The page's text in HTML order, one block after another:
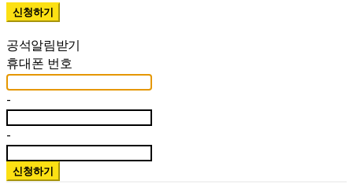
휴대폰 번호
-
-
신청하기